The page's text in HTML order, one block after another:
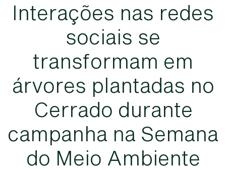
Interações nas redes
sociais se
transformam em
árvores plantadas no
Cerrado durante
campanha na Semana
do Meio Ambiente